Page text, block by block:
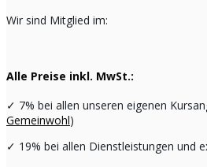
Wir sind Mitglied im:
Alle Preise inkl. MwSt.:
✓ 7% bei allen unseren eigenen
Gemeinwohl)
✓ 19% bei allen Dienstleistungen und